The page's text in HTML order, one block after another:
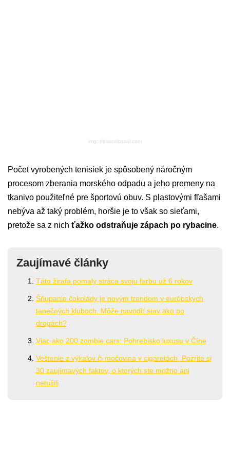
img: thisiscolossal.com
Počet vyrobených tenisiek je spôsobený náročným
procesom zberania morského odpadu a jeho premeny na
tkanivo použiteľné pre športovú obuv. S plastovými fľašami
nebýva až taký problém, horšie je to však so sieťami,
pretože sa z nich ťažko odstraňuje zápach po rybacine.
Zaujímavé články
Táto žirafa pomaly stráca svoju farbu už 6 rokov
Šňupanie čokolády je novým trendom v európskych
tanečných kluboch. Môže navodiť stav ako po
drogách?
Viac ako 200 zombie cars: Pohrebisko luxusu v Číne
Veštenie z výkalov či močovina v cigaretách. Pozrite si
30 zaujímavých faktov, o ktorých ste možno ani
netušili